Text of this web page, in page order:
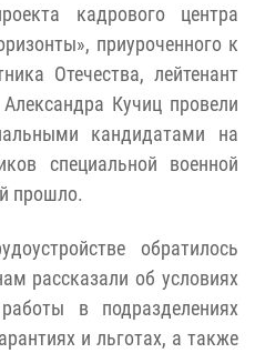
кадрового центра
приуроченного к
Отечества, лейтенант
Кучиц провели
кандидатами на
специальной военной
прошло.
обратилось
рассказали об условиях
в подразделениях
и льготах, а также